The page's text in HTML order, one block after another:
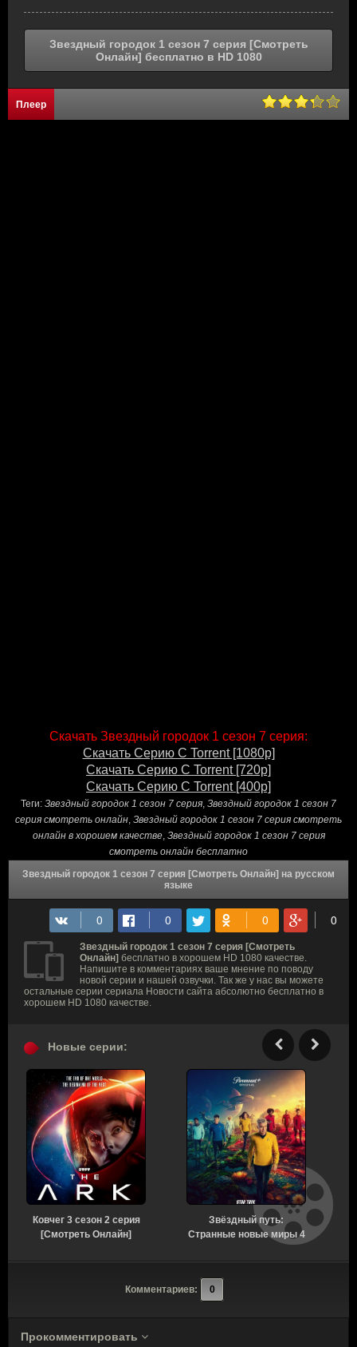
Звездный городок 1 сезон 7 серия [Смотреть
Онлайн] бесплатно в HD 1080
Плеер
Скачать Звездный городок 1 сезон 7 серия:
Скачать Серию С Torrent [1080p]
Скачать Серию С Torrent [720p]
Скачать Серию С Torrent [400p]
Теги: Звездный городок 1 сезон 7 серия, Звездный городок 1 сезон 7
серия смотреть онлайн, Звездный городок 1 сезон 7 серия смотреть
онлайн в хорошем качестве, Звездный городок 1 сезон 7 серия
смотреть онлайн бесплатно
Звездный городок 1 сезон 7 серия [Смотреть Онлайн] на русском
языке
Звездный городок 1 сезон 7 серия [Смотреть
Онлайн] бесплатно в хорошем HD 1080 качестве.
Напишите в комментариях ваше мнение по поводу
новой серии и нашей озвучки. Так же у нас вы можете
остальные серии сериала Новости сайта абсолютно бесплатно в
хорошем HD 1080 качестве.
Новые серии:
Ковчег 3 сезон 2 серия
[Смотреть Онлайн]
Звёздный путь:
Странные новые миры 4
Онлайн]
Комментариев: 0
Прокомментировать